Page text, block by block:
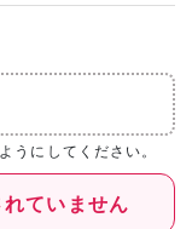
にしてください。
ていません